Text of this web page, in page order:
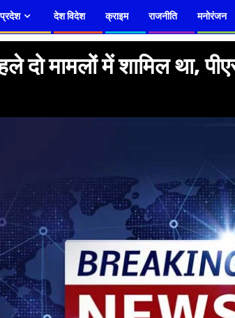
प्रदेश देश विदेश क्राइम राजनीति मनोरंजन
दो मामलों में शामिल था,